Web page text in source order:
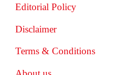
Editorial Policy
Disclaimer
Terms & Conditions